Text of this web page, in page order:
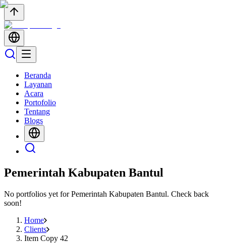
Beranda
Layanan
Acara
Portofolio
Tentang
Blogs
Pemerintah Kabupaten Bantul
No portfolios yet forPemerintah Kabupaten Bantul. Check back
soon!
Home
Clients
Item Copy 42